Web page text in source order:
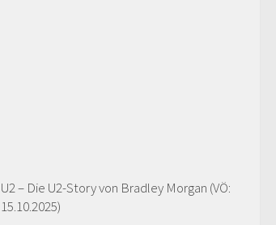
U2 – Die U2-Story von Bradley Morgan (VÖ:
15.10.2025)